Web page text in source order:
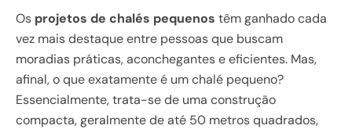
Os projetos de chalés pequenos têm ganhado cada
vez mais destaque entre pessoas que buscam
moradias práticas, aconchegantes e eficientes. Mas,
afinal, o que exatamente é um chalé pequeno?
Essencialmente, trata-se de uma construção
compacta, geralmente de até 50 metros quadrados,